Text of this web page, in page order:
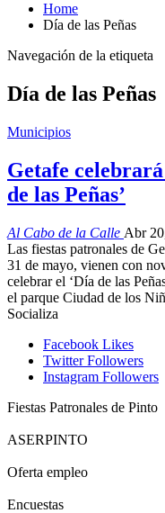
Home
Día de las Peñas
Navegación de la etiqueta
Día de las Peñas
Municipios
Getafe
de las Peñas’
Al Cabo de la Calle Abr
Las fiestas patronales de
31 de mayo, vienen con
celebrar el ‘Día de las
el parque Ciudad de los
Socializa
Facebook Likes
Twitter Followers
Instagram Followers
Fiestas Patronales de Pinto
ASERPINTO
Oferta empleo
Encuestas